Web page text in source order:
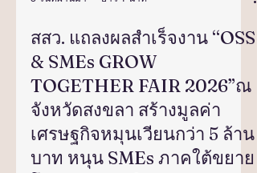
สสว. แถลงผลสำเร็จงาน “OSS
& SMEs GROW
TOGETHER FAIR 2026”ณ
จังหวัดสงขลา สร้างมูลค่า